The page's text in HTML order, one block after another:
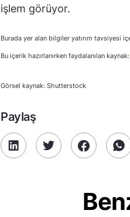
işlem görüyor.
Burada yer alan bilgiler yatırım tavsiyesi
Bu içerik hazırlanırken faydalanılan kaynak:
Görsel kaynak: Shutterstock
Paylaş